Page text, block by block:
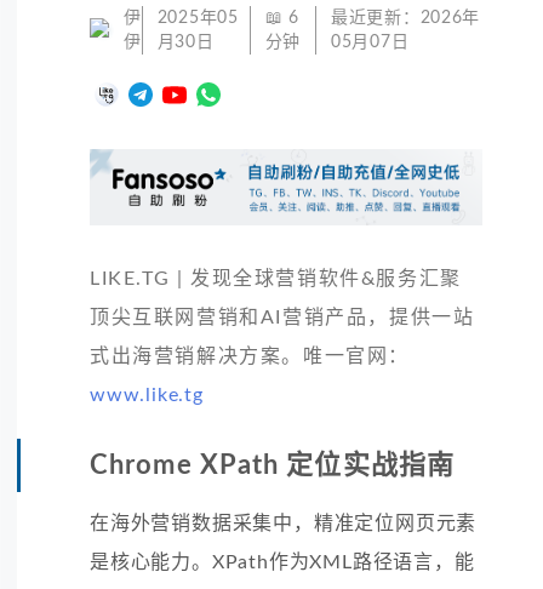
伊
伊
2025年05
月30日
📖 6
分钟
最近更新： 2026年
05月07日
LIKE.TG | 发现全球营销软件&服务汇聚
顶尖互联网营销和AI营销产品，提供一站
式出海营销解决方案。唯一官网：
www.like.tg
Chrome XPath 定位实战指南
在海外营销数据采集中，精准定位网页元素
是核心能力。XPath作为XML路径语言，能